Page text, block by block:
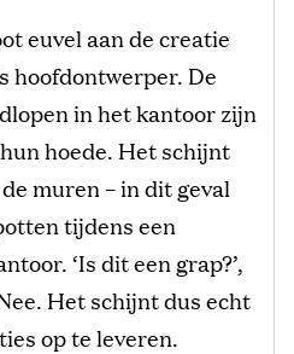
euvel aan de creatie
hoofdontwerper. De
in het kantoor zijn
hoede. Het schijnt
muren – in dit geval
tijdens een
‘Is dit een grap?’,
Het schijnt dus echt
op te leveren.